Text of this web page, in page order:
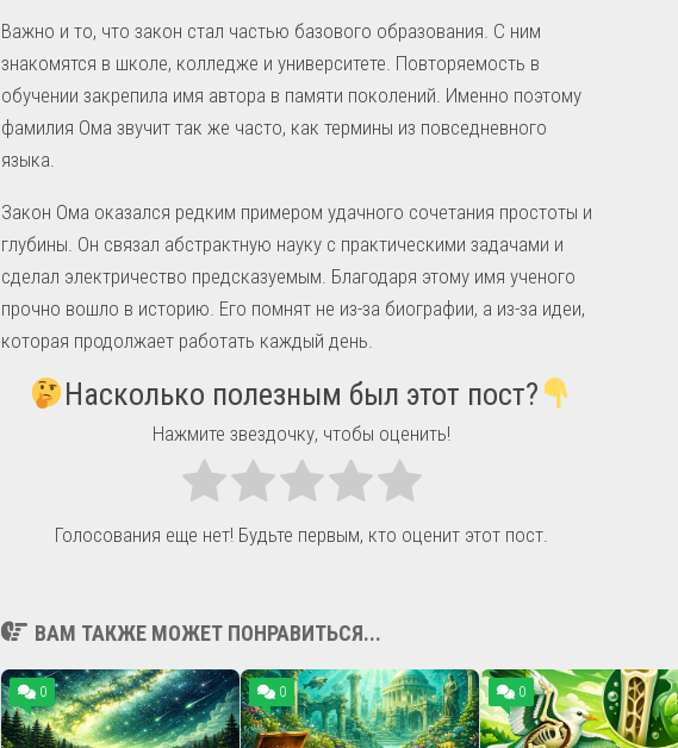
Важно и то, что закон стал частью базового образования. С ним
знакомятся в школе, колледже и университете. Повторяемость в
обучении закрепила имя автора в памяти поколений. Именно поэтому
фамилия Ома звучит так же часто, как термины из повседневного
языка.
Закон Ома оказался редким примером удачного сочетания простоты и
глубины. Он связал абстрактную науку с практическими задачами и
сделал электричество предсказуемым. Благодаря этому имя ученого
прочно вошло в историю. Его помнят не из-за биографии, а из-за идеи,
которая продолжает работать каждый день.
Насколько полезным был этот пост?
Нажмите звездочку, чтобы оценить!
Голосования еще нет! Будьте первым, кто оценит этот пост.
ВАМ ТАКЖЕ МОЖЕТ ПОНРАВИТЬСЯ...
0 0 0